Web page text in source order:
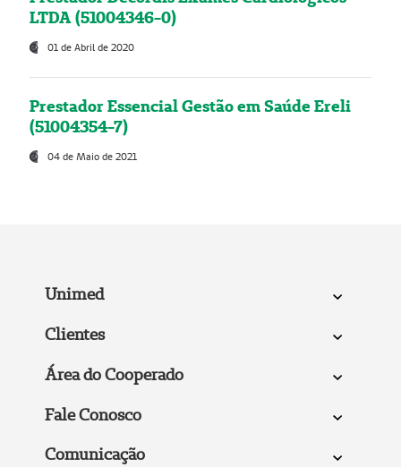
LTDA (51004346-0)
01 de Abril de 2020
Prestador Essencial Gestão em Saúde Ereli
(51004354-7)
04 de Maio de 2021
Unimed
Clientes
Área do Cooperado
Fale Conosco
Comunicação